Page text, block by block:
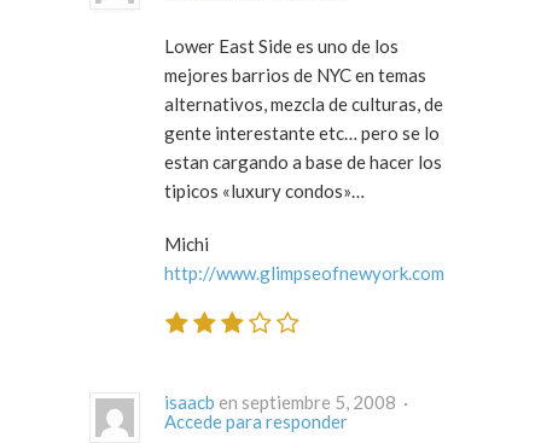
Lower East Side es uno de los
mejores barrios de NYC en temas
alternativos, mezcla de culturas, de
gente interestante etc… pero se lo
estan cargando a base de hacer los
tipicos «luxury condos»…
Michi
http://www.glimpseofnewyork.com
isaacb
en septiembre 5, 2008 ·
Accede para responder